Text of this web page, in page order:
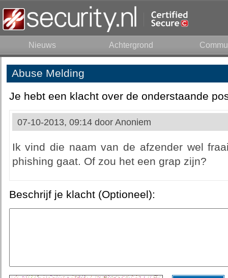
Nieuws Achtergrond
Abuse Melding
Je hebt een klacht over de onderstaande
07-10-2013, 09:14 door Anoniem
Ik vind die naam van de afzender wel
phishing gaat. Of zou het een grap zijn?
Beschrijf je klacht (Optioneel):